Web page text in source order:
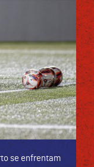
se enfrentam